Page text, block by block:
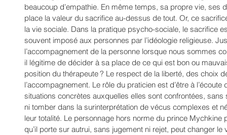
beaucoup d’empathie. En même temps, sa propre vie, ses
place la valeur du sacrifice au-dessus de tout. Or, ce
la vie sociale. Dans la pratique psycho-sociale, le sacrifice
souvent imposé aux personnes par l’idéologie religieuse.
l’accompagnement de la personne lorsque nous sommes
il légitime de décider à sa place de ce qui est bon ou
position du thérapeute ? Le respect de la liberté, des choix
l’accompagnement. Le rôle du praticien est d’être à
situations concrètes auxquelles elles sont confrontées,
ni tomber dans la surinterprétation de vécus complexes et
leur totalité. Le personnage hors norme du prince
qu’il porte sur autrui, sans jugement ni rejet, peut changer